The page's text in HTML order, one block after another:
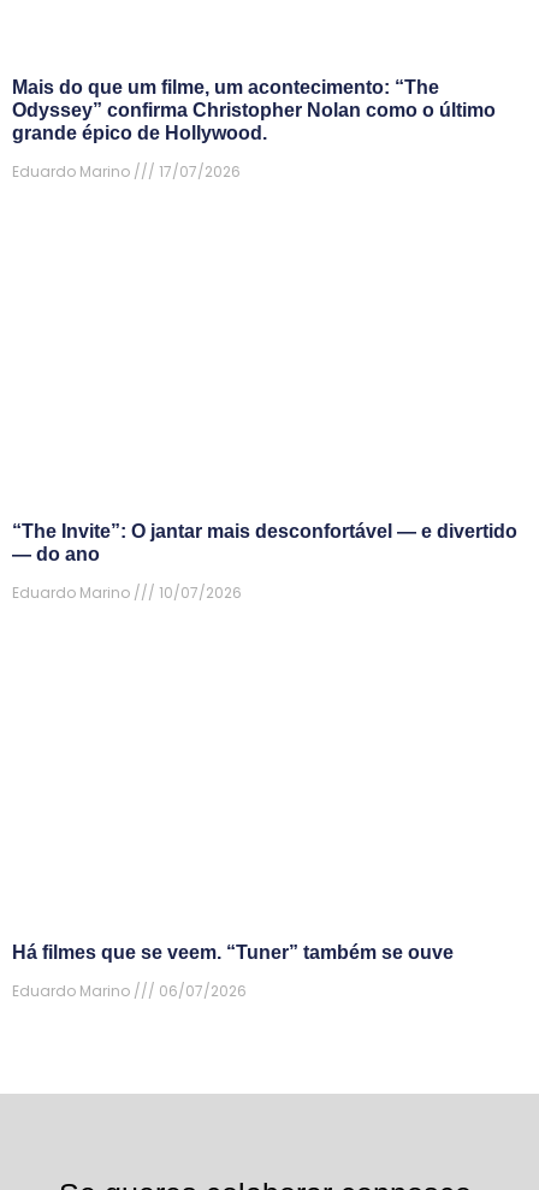
Mais do que um filme, um acontecimento: “The
Odyssey” confirma Christopher Nolan como o último
grande épico de Hollywood.
Eduardo Marino
17/07/2026
“The Invite”: O jantar mais desconfortável — e divertido
— do ano
Eduardo Marino
10/07/2026
Há filmes que se veem. “Tuner” também se ouve
Eduardo Marino
06/07/2026